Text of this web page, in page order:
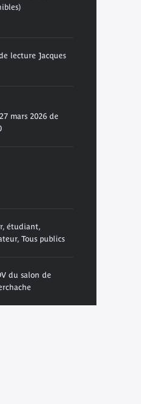
lecture Jacques
mars 2026 de
étudiant,
Tous publics
du salon de